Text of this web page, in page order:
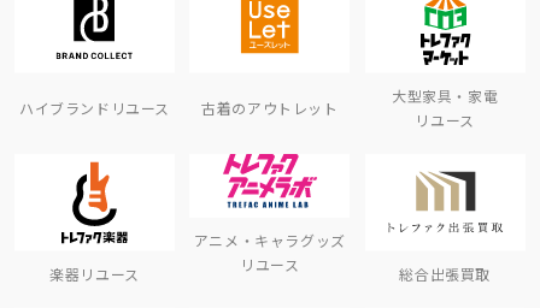
ハイブランドリユース 古着のアウトレット
大型家具・家電
リユース
楽器リユース
アニメ・キャラグッズ
リユース
総合出張買取